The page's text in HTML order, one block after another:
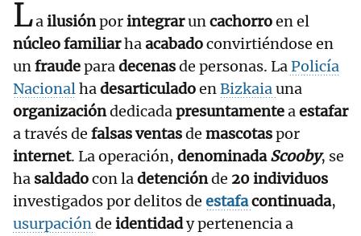
Lailusiónporintegraruncachorroen el
núcleo familiarhaacabadoconvirtiéndose en
unfraudeparadecenasde personas. LaPolicía
NacionalhadesarticuladoenBizkaiauna
organizacióndedicadapresuntamenteaestafar
a través de falsas ventasde mascotaspor
internet. La operación, denominadaScooby, se
ha saldadocon ladetenciónde 20 individuos
investigados por delitos de estafacontinuada,
usurpaciónde identidady pertenencia a